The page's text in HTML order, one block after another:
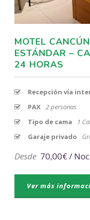
MOTEL
ESTÁNDAR –
24 HORAS
Recepción vía
PAX 2 personas
Tipo de cama
1
Garaje privado
Desde 70,00€ /
Ver más